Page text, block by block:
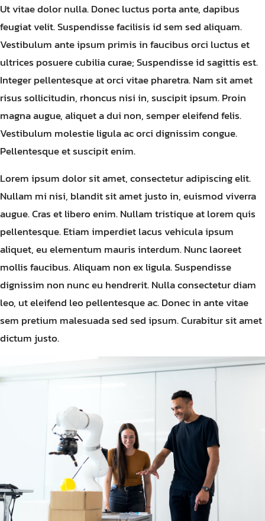
Ut vitae dolor nulla. Donec luctus porta ante, dapibus
feugiat velit. Suspendisse facilisis id sem sed aliquam.
Vestibulum ante ipsum primis in faucibus orci luctus et
ultrices posuere cubilia curae; Suspendisse id sagittis est.
Integer pellentesque at orci vitae pharetra. Nam sit amet
risus sollicitudin, rhoncus nisi in, suscipit ipsum. Proin
magna augue, aliquet a dui non, semper eleifend felis.
Vestibulum molestie ligula ac orci dignissim congue.
Pellentesque et suscipit enim.
Lorem ipsum dolor sit amet, consectetur adipiscing elit.
Nullam mi nisi, blandit sit amet justo in, euismod viverra
augue. Cras et libero enim. Nullam tristique at lorem quis
pellentesque. Etiam imperdiet lacus vehicula ipsum
aliquet, eu elementum mauris interdum. Nunc laoreet
mollis faucibus. Aliquam non ex ligula. Suspendisse
dignissim non nunc eu hendrerit. Nulla consectetur diam
leo, ut eleifend leo pellentesque ac. Donec in ante vitae
sem pretium malesuada sed sed ipsum. Curabitur sit amet
dictum justo.